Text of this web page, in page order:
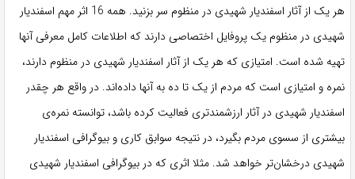
هر یک از آثار اسفندیار شهیدی در منظوم سر بزنید. همه 16 اثر مهم اسفندیار
شهیدی در منظوم یک پروفایل اختصاصی دارند که اطلاعات کامل معرفی آنها
تهیه شده است. امتیازی که هر یک از آثار اسفندیار شهیدی در منظوم دارند،
نمره و امتیازی است که مردم از یک تا ده به آنها داده‌اند. در واقع هر چقدر
اسفندیار شهیدی در آثار ارزشمندتری فعالیت کرده باشد، توانسته نمره‌ی
بیشتری از سسوی مردم بگیرد، در نتیجه سوابق کاری و بیوگرافی اسفندیار
شهیدی درخشان‌تر خواهد شد. مثلا اثری که در بیوگرافی اسفندیار شهیدی